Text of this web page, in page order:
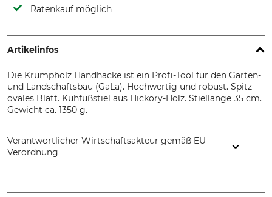
Ratenkauf möglich
Artikelinfos
Die Krumpholz Handhacke ist ein Profi-Tool für den Garten-
und Landschaftsbau (GaLa). Hochwertig und robust. Spitz-
ovales Blatt. Kuhfußstiel aus Hickory-Holz. Stiellänge 35 cm.
Gewicht ca. 1350 g.
Verantwortlicher Wirtschaftsakteur gemäß EU-
Verordnung
Grafengehaig, Germany, www.krumpholz1799.de